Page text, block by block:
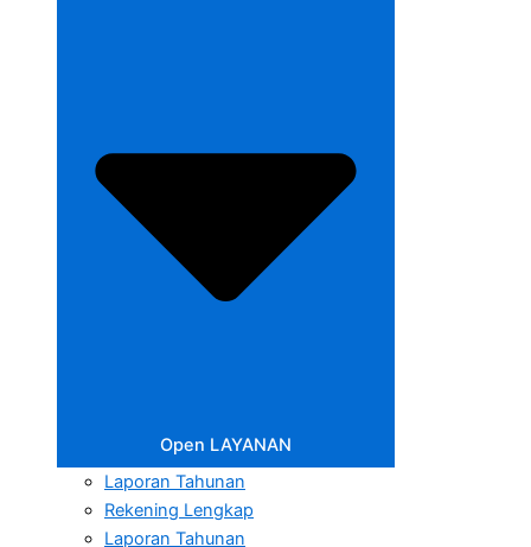
Open LAYANAN
Laporan Tahunan
Rekening Lengkap
Laporan Tahunan